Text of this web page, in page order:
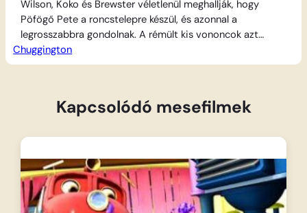
Wilson, Koko és Brewster véletlenül meghallják, hogy
Pöfögő Pete a roncstelepre készül, és azonnal a
legrosszabbra gondolnak. A rémült kis vononcok azt
hiszik, idős barátjukat ki akarják selejtezni, ezért
elhatározzák, hogy minden áron megmentik őt.
végén kiderül, hogy csak…
Chuggington
Kapcsolódó mesefilmek